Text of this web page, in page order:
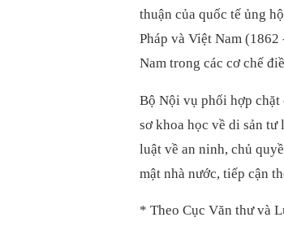
thuận của quốc tế ủng
Pháp và Việt Nam
Nam trong các cơ chế
Bộ Nội vụ phối hợp chặt
sơ khoa học về di sản
luật về an ninh, chủ
mật nhà nước, tiếp cận
* Theo Cục Văn thư và